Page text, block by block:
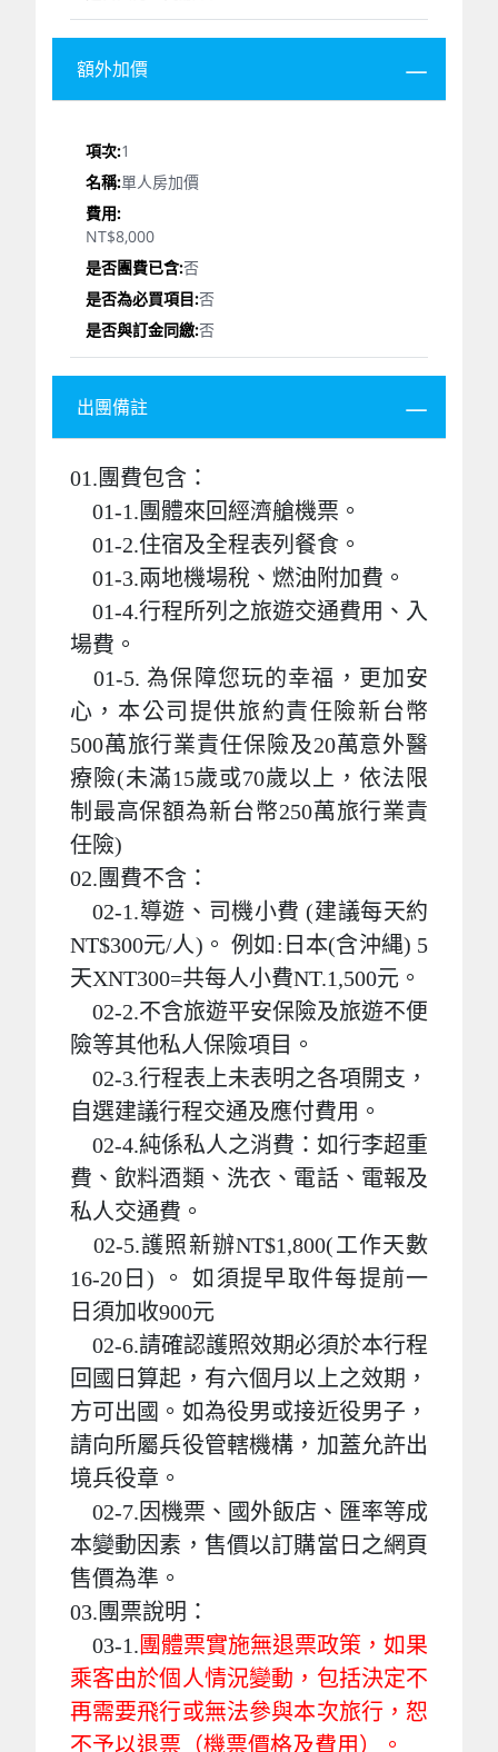
額外加價
1
單人房加價
NT$8,000
否
否
否
出團備註
01.團費包含：
01-1.團體來回經濟艙機票。
01-2.住宿及全程表列餐食。
01-3.兩地機場稅、燃油附加費。
01-4.行程所列之旅遊交通費用、入
場費。
01-5. 為保障您玩的幸福，更加安
心，本公司提供旅約責任險新台幣
500萬旅行業責任保險及20萬意外醫
療險(未滿15歲或70歲以上，依法限
制最高保額為新台幣250萬旅行業責
任險)
02.團費不含：
02-1.導遊、司機小費 (建議每天約
NT$300元/人)。 例如:日本(含沖縄) 5
天XNT300=共每人小費NT.1,500元。
02-2.不含旅遊平安保險及旅遊不便
險等其他私人保險項目。
02-3.行程表上未表明之各項開支，
自選建議行程交通及應付費用。
02-4.純係私人之消費：如行李超重
費、飲料酒類、洗衣、電話、電報及
私人交通費。
02-5.護照新辦NT$1,800(工作天數
16-20日) 。 如須提早取件每提前一
日須加收900元
02-6.請確認護照效期必須於本行程
回國日算起，有六個月以上之效期，
方可出國。如為役男或接近役男子，
請向所屬兵役管轄機構，加蓋允許出
境兵役章。
02-7.因機票、國外飯店、匯率等成
本變動因素，售價以訂購當日之網頁
售價為準。
03.團票說明：
03-1. 團體票實施無退票政策，如果
乘客由於個人情況變動，包括決定不
再需要飛行或無法參與本次旅行，恕
不予以退票（機票價格及費用）。